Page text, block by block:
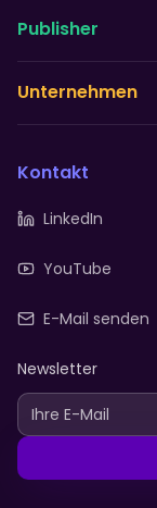
Publisher
Unternehmen
Kontakt
LinkedIn
YouTube
E-Mail senden
Newsletter